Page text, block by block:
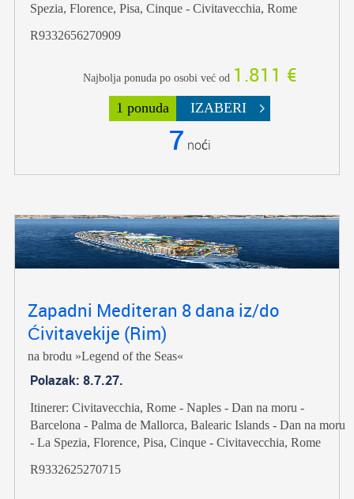
7 noći
Spezia, Florence, Pisa, Cinque - Civitavecchia, Rome
R9332656270909
Najbolja ponuda po osobi već od 1.811 €
1 ponuda IZABERI
Zapadni Mediteran 8 dana iz/do
Ćivitavekije (Rim)
na brodu »Legend of the Seas«
Polazak: 8.7.27.
Itinerer: Civitavecchia, Rome - Naples - Dan na moru -
Barcelona - Palma de Mallorca, Balearic Islands - Dan na moru
- La Spezia, Florence, Pisa, Cinque - Civitavecchia, Rome
R9332625270715